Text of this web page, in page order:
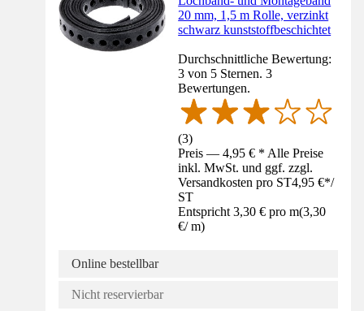
20 mm, 1,5 m Rolle, verzinkt
schwarz kunststoffbeschichtet
Durchschnittliche Bewertung:
3 von 5 Sternen. 3
Bewertungen.
(3)
Preis — 4,95 € * Alle Preise
inkl. MwSt. und ggf. zzgl.
Versandkosten pro ST4,95 €*/
ST
Entspricht 3,30 € pro m(3,30
€/ m)
Online bestellbar
Nicht reservierbar